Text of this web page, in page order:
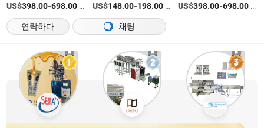
US$398.00-698.00 US$148.00-198.00/상품 US$398.00-698.00
연락하다
채팅